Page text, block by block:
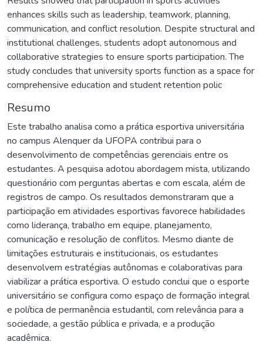
enhances skills such as leadership, teamwork, planning,
communication, and conflict resolution. Despite structural and
institutional challenges, students adopt autonomous and
collaborative strategies to ensure sports participation. The
study concludes that university sports function as a space for
comprehensive education and student retention polic
Resumo
Este trabalho analisa como a prática esportiva universitária
no campus Alenquer da UFOPA contribui para o
desenvolvimento de competências gerenciais entre os
estudantes. A pesquisa adotou abordagem mista, utilizando
questionário com perguntas abertas e com escala, além de
registros de campo. Os resultados demonstraram que a
participação em atividades esportivas favorece habilidades
como liderança, trabalho em equipe, planejamento,
comunicação e resolução de conflitos. Mesmo diante de
limitações estruturais e institucionais, os estudantes
desenvolvem estratégias autônomas e colaborativas para
viabilizar a prática esportiva. O estudo conclui que o esporte
universitário se configura como espaço de formação integral
e política de permanência estudantil, com relevância para a
sociedade, a gestão pública e privada, e a produção
acadêmica.